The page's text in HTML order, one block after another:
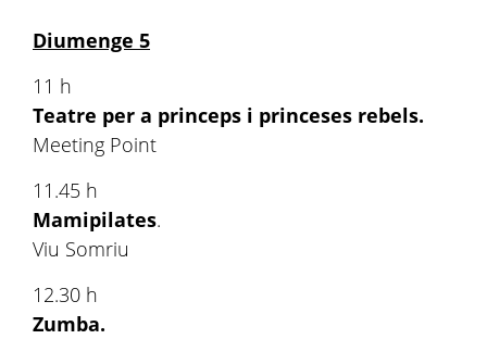
Diumenge 5
11 h
Teatre per a princeps i princeses rebels.
Meeting Point
11.45 h
Mamipilates.
Viu Somriu
12.30 h
Zumba.